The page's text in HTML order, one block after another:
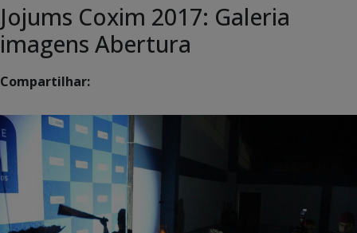
Jojums Coxim 2017: Galeria
imagens Abertura
Compartilhar: